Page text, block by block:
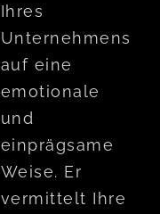
Ihres
Unternehmens
auf eine
emotionale
und
einprägsame
Weise. Er
vermittelt Ihre